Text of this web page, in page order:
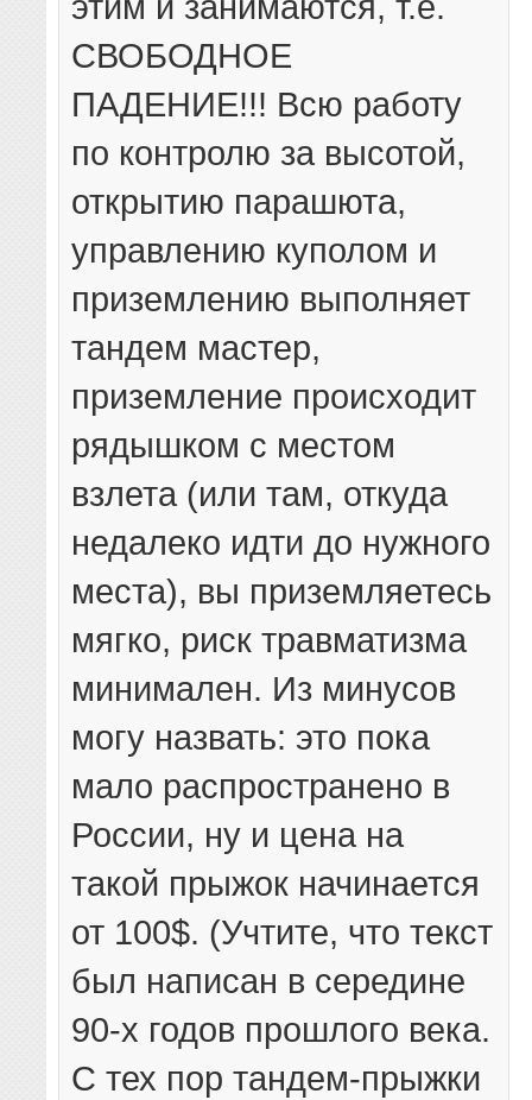
СВОБОДНОЕ
ПАДЕНИЕ!!! Всю работу
по контролю за высотой,
открытию парашюта,
управлению куполом и
приземлению выполняет
тандем мастер,
приземление происходит
рядышком с местом
взлета (или там, откуда
недалеко идти до нужного
места), вы приземляетесь
мягко, риск травматизма
минимален. Из минусов
могу назвать: это пока
мало распространено в
России, ну и цена на
такой прыжок начинается
от 100$. (Учтите, что текст
был написан в середине
90-х годов прошлого века.
С тех пор тандем-прыжки